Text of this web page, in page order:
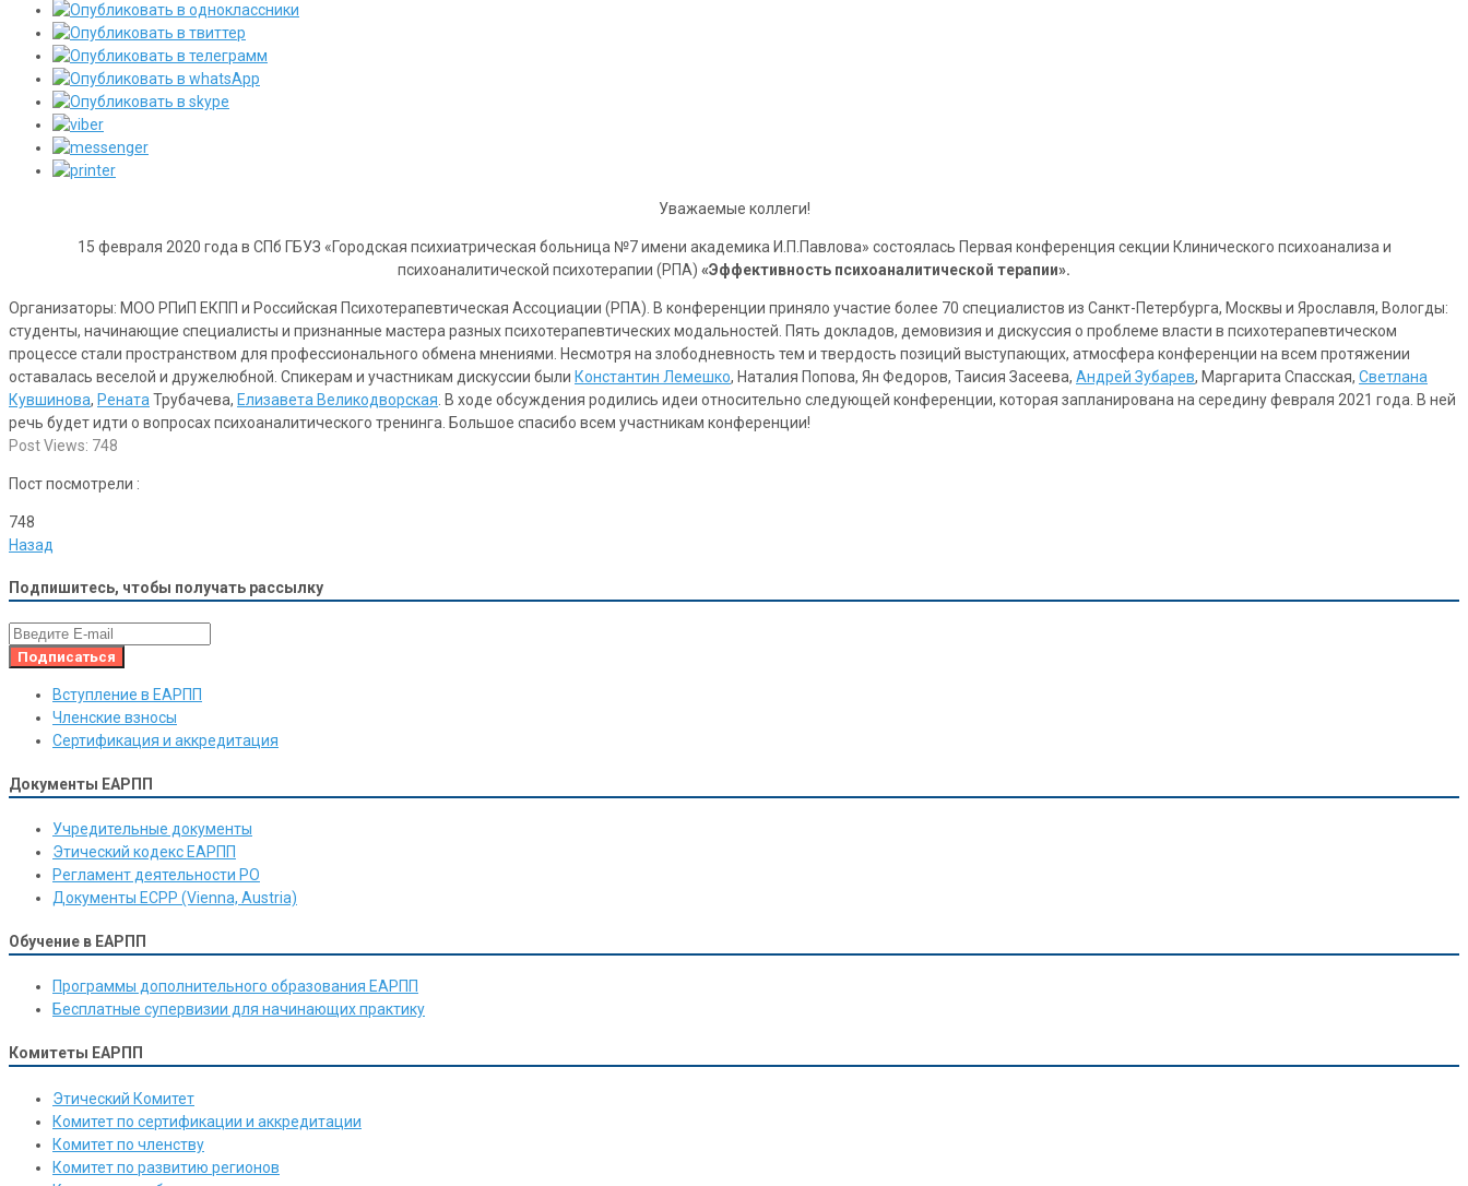
Уважаемые коллеги!
15 февраля 2020 года в СПб ГБУЗ «Городская психиатрическая больница №7 имени академика И.П.Павлова» состоялась Первая конференция секции Клинического психоанализа и
психоаналитической психотерапии (РПА) «Эффективность психоаналитической терапии».
Организаторы: МОО РПиП ЕКПП и Российская Психотерапевтическая Ассоциации (РПА). В конференции приняло участие более 70 специалистов из Санкт-Петербурга, Москвы и Ярославля, Вологды:
студенты, начинающие специалисты и признанные мастера разных психотерапевтических модальностей. Пять докладов, демовизия и дискуссия о проблеме власти в психотерапевтическом
процессе стали пространством для профессионального обмена мнениями. Несмотря на злободневность тем и твердость позиций выступающих, атмосфера конференции на всем протяжении
оставалась веселой и дружелюбной. Спикерам и участникам дискуссии были Константин Лемешко, Наталия Попова, Ян Федоров, Таисия Засеева, Андрей Зубарев, Маргарита Спасская, Светлана
Кувшинова, Рената Трубачева, Елизавета Великодворская . В ходе обсуждения родились идеи относительно следующей конференции, которая запланирована на середину февраля 2021 года. В ней
речь будет идти о вопросах психоаналитического тренинга. Большое спасибо всем участникам конференции!
Post Views: 748
Пост посмотрели :
748
Назад
Подпишитесь, чтобы получать рассылку
Вступление в ЕАРПП
Членские взносы
Сертификация и аккредитация
Документы ЕАРПП
Учредительные документы
Этический кодекс ЕАРПП
Регламент деятельности РО
Документы ЕСРР (Vienna, Austria)
Обучение в ЕАРПП
Программы дополнительного образования ЕАРПП
Бесплатные супервизии для начинающих практику
Комитеты ЕАРПП
Этический Комитет
Комитет по сертификации и аккредитации
Комитет по членству
Комитет по развитию регионов